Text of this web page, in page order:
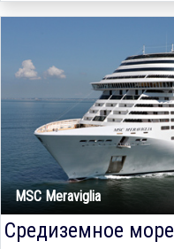
MSC Meraviglia
Средиземное море